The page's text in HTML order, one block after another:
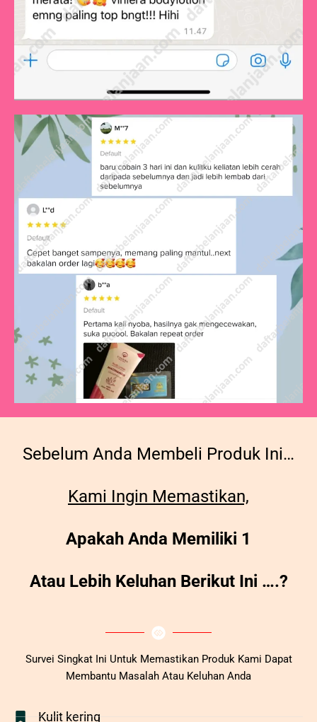
Sebelum Anda Membeli Produk Ini…
Kami Ingin Memastikan,
Apakah Anda Memiliki 1
Atau Lebih Keluhan Berikut Ini ….?
Survei Singkat Ini Untuk Memastikan Produk Kami Dapat
Membantu Masalah Atau Keluhan Anda
Kulit kering